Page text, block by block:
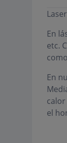
En
etc.
En
el